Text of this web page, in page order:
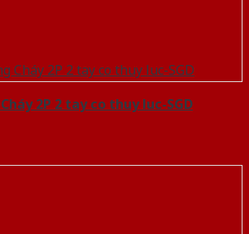
2P 2 tay co thuy luc-SGD